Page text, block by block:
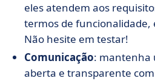
eles atendem aos
termos de funcionalidade,
Não hesite em testar!
Comunicação: mantenha
aberta e transparente